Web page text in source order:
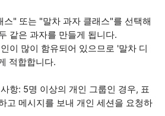
" 또는 "말차 과자 클래스"를 선택해
같은 과자를 만들게 됩니다.
이 많이 함유되어 있으므로 '말차 디
적합합니다.
항: 5명 이상의 개인 그룹인 경우, 표
고 메시지를 보내 개인 세션을 요청하